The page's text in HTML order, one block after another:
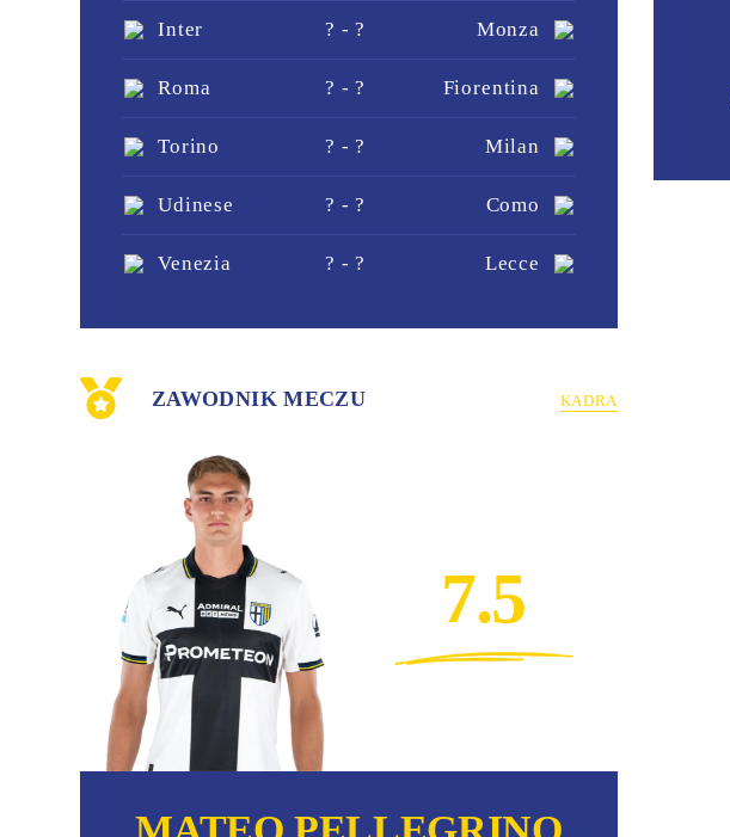
Inter ? - ? Monza
Roma ? - ? Fiorentina
Torino ? - ? Milan
Udinese ? - ? Como
Venezia ? - ? Lecce
ZAWODNIK MECZU KADRA
7.5